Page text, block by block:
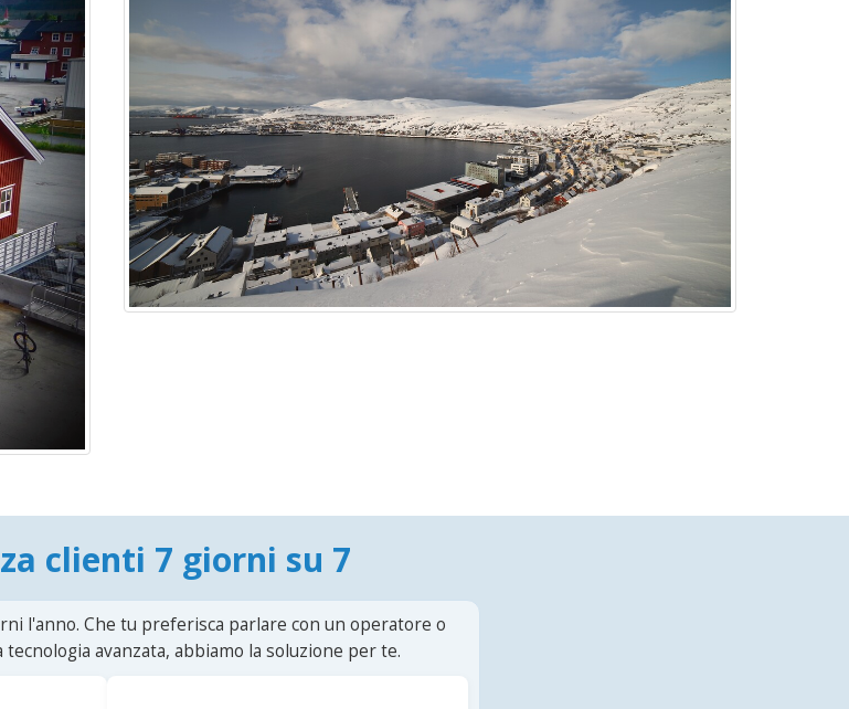
clienti 7 giorni su 7
l'anno. Che tu preferisca parlare con un operatore o
avanzata, abbiamo la soluzione per te.